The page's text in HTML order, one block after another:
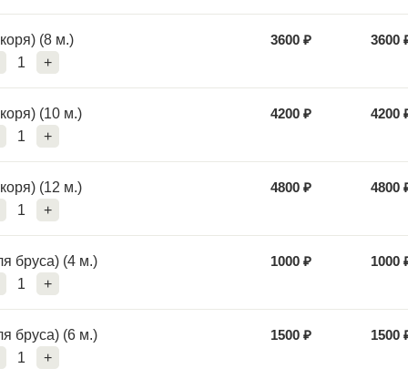
(8 м.) 3600 ₽ 3600
1 +
(10 м.) 4200 ₽ 4200
1 +
(12 м.) 4800 ₽ 4800
1 +
бруса) (4 м.) 1000 ₽ 1000
1 +
бруса) (6 м.) 1500 ₽ 1500
1 +